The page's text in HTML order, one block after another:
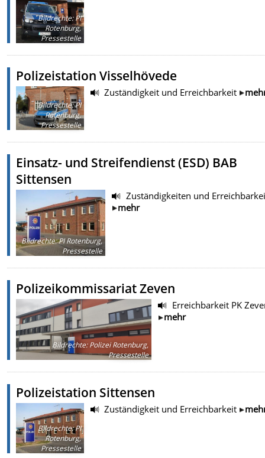
Bildrechte:PI
Rotenburg,
Pressestelle
Polizeistation Visselhövede
Bildrechte:PI
Rotenburg,
Pressestelle
Zuständigkeit und Erreichbarkeit
Einsatz- und Streifendienst (ESD) BAB
Sittensen
Bildrechte:PI Rotenburg,
Pressestelle
Zuständigkeiten und
mehr
Polizeikommissariat Zeven
Bildrechte:Polizei Rotenburg,
Pressestelle
Erreichbarkeit PK
mehr
Polizeistation Sittensen
Bildrechte:PI
Rotenburg,
Pressestelle
Zuständigkeit und Erreichbarkeit